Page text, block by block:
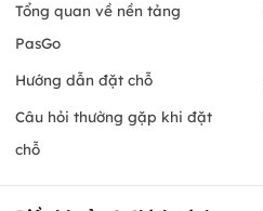
Tổng quan về nền tảng
PasGo
Hướng dẫn đặt chỗ
Câu hỏi thường gặp khi đặt
chỗ